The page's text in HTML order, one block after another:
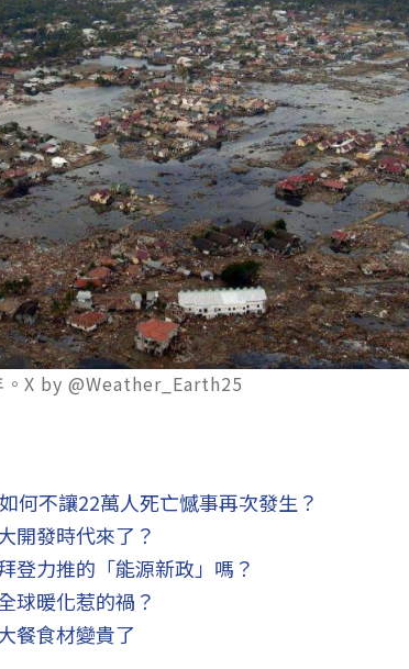
X by @Weather_Earth25
何不讓22萬人死亡憾事再次發生？
開發時代來了？
力推的「能源新政」嗎？
球暖化惹的禍？
餐食材變貴了